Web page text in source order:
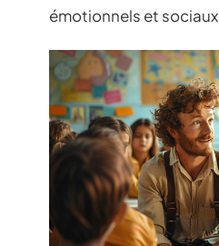
émotionnels et sociaux